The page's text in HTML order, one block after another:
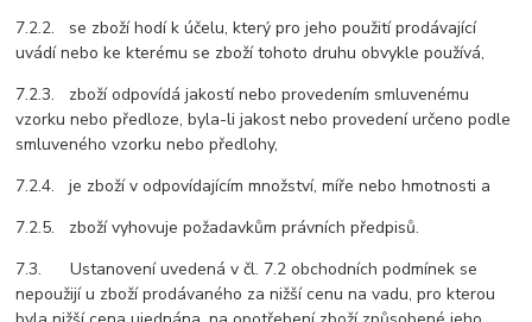
7.2.2. se zboží hodí k účelu, který pro jeho použití prodávající
uvádí nebo ke kterému se zboží tohoto druhu obvykle používá,
7.2.3. zboží odpovídá jakostí nebo provedením smluvenému
vzorku nebo předloze, byla-li jakost nebo provedení určeno podle
smluveného vzorku nebo předlohy,
7.2.4. je zboží v odpovídajícím množství, míře nebo hmotnosti a
7.2.5. zboží vyhovuje požadavkům právních předpisů.
7.3. Ustanovení uvedená v čl. 7.2 obchodních podmínek se
nepoužijí u zboží prodávaného za nižší cenu na vadu, pro kterou